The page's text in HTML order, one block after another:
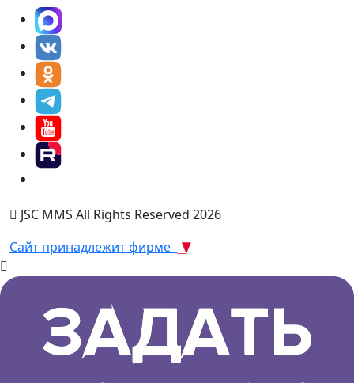
JSC MMS All Rights Reserved 2026
Сайт принадлежит фирме